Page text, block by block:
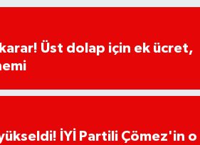
Üst dolap için ek ücret,
İYİ Partili Çömez'in o